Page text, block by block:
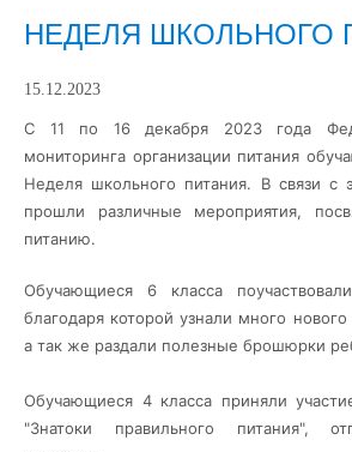
НЕДЕЛЯ ШКОЛЬНОГО
15.12.2023
С 11 по 16 декабря 2023 года
мониторинга организации питания
Неделя школьного питания. В связи
прошли различные мероприятия,
питанию.
Обучающиеся 6 класса
благодаря которой узнали много
а так же раздали полезные брошюрки
Обучающиеся 4 класса приняли
"Знатоки правильного питания",